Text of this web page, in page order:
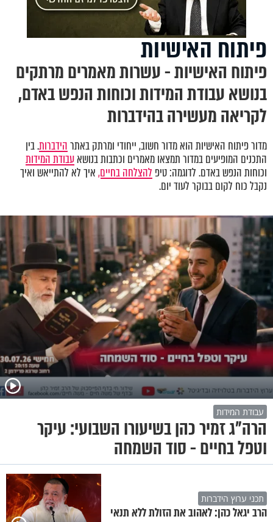
פיתוח האישיות
פיתוח האישיות - עשרות מאמרים מרתקים
בנושא עבודת המידות וכוחות הנפש באדם,
לקריאה מעשירה בהידברות
מדור פיתוח האישיות הוא מדור חשוב, ייחודי ומרתק באתרהידברות. בין
התכנים המופיעים במדור תמצאו מאמרים וכתבות בנושאעבודת המידות
וכוחות הנפש באדם. לדוגמה: טיפ להצלחה בחיים,איך לא להתייאש ואיך
נקבל כוח לקום בבוקר לעוד יום.
עבודת המידות
הרה"ג זמיר כהן בשיעורו השבועי: עיקר
וטפל בחיים - סוד השמחה
תכני ערוץ הידברות
הרב יגאל כהן: לאהוב את הזולת ללא תנאי